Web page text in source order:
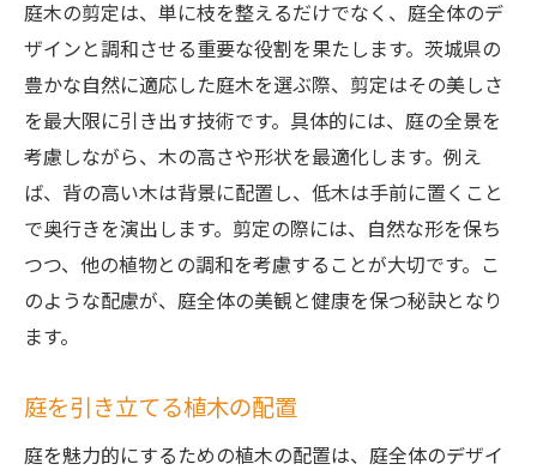
庭木の剪定は、単に枝を整えるだけでなく、庭全体のデ
ザインと調和させる重要な役割を果たします。茨城県の
豊かな自然に適応した庭木を選ぶ際、剪定はその美しさ
を最大限に引き出す技術です。具体的には、庭の全景を
考慮しながら、木の高さや形状を最適化します。例え
ば、背の高い木は背景に配置し、低木は手前に置くこと
で奥行きを演出します。剪定の際には、自然な形を保ち
つつ、他の植物との調和を考慮することが大切です。こ
のような配慮が、庭全体の美観と健康を保つ秘訣となり
ます。
庭を引き立てる植木の配置
庭を魅力的にするための植木の配置は、庭全体のデザイ